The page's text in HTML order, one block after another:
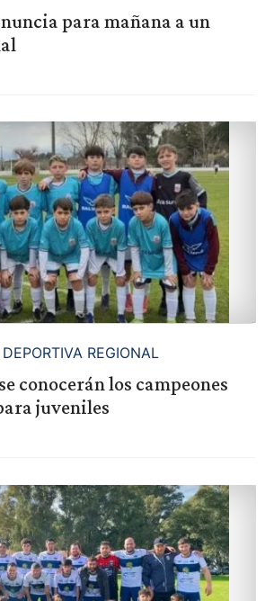
para mañana a un
REGIONAL
conocerán los campeones
juveniles